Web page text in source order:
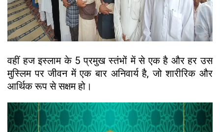
वहीं हज इस्लाम के 5 प्रमुख स्तंभों में से एक है और हर उस
मुस्लिम पर जीवन में एक बार अनिवार्य है, जो शारीरिक और
आर्थिक रूप से सक्षम हो।